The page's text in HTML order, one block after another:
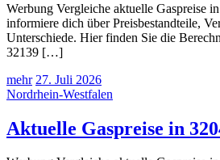
Werbung Vergleiche aktuelle Gaspreise
informiere dich über Preisbestandteile,
Unterschiede. Hier finden Sie die
32139 […]
mehr 27. Juli 2026
Nordrhein-Westfalen
Aktuelle Gaspreise in